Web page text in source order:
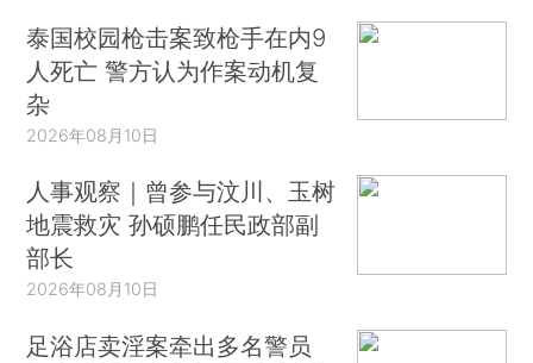
泰国校园枪击案致枪手在内9
人死亡 警方认为作案动机复
杂
2026年08月10日
人事观察｜曾参与汶川、玉树
地震救灾 孙硕鹏任民政部副
部长
2026年08月10日
足浴店卖淫案牵出多名警员